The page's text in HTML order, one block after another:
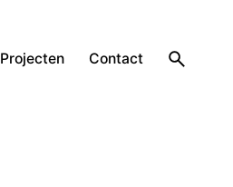
Projecten Contact